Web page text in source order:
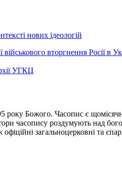
нових ідеологій
вторгнення Росії в
УГКЦ
року Божого. Часопис є
часопису роздумують над
загальноцерковні та